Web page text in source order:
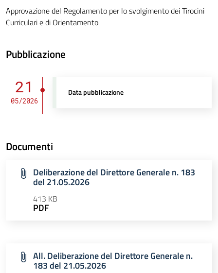
Approvazione del Regolamento per lo svolgimento dei Tirocini
Curriculari e di Orientamento
Pubblicazione
21
05/2026
Data pubblicazione
Documenti
Deliberazione del Direttore Generale n. 183
del 21.05.2026
413 KB
PDF
All. Deliberazione del Direttore Generale n.
183 del 21.05.2026